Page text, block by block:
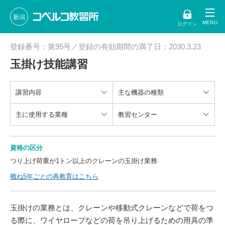
新潟
ログイン
登録番号：第95号／登録の有効期間の満了日：2030.3.23
玉掛け技能講習
講習内容 主な機器の種類
主に使用する業種 教習センター
資格の区分
つり上げ荷重が1トン以上のクレーンの玉掛け業務
概ね5年ごとの再教育はこちら
玉掛けの業務とは、クレーンや移動式クレーンなどで荷をつ
る際に、ワイヤロープなどの荷を吊り上げるための用具の準